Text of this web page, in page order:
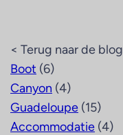
< Terug naar de blog
Boot (6)
Canyon (4)
Guadeloupe (15)
Accommodatie (4)